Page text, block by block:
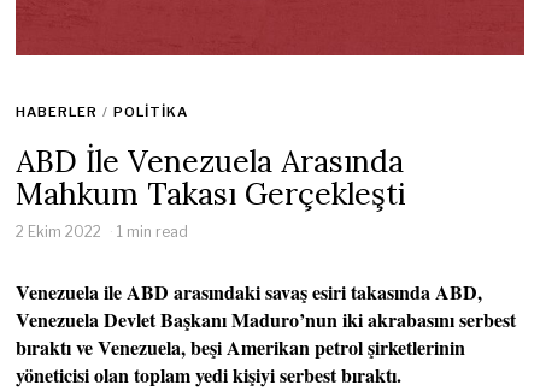
HABERLER / POLITIKA
ABD İle Venezuela Arasında
Mahkum Takası Gerçekleşti
2 Ekim 2022 1 min read
Venezuela ile ABD arasındaki savaş esiri takasında ABD,
Venezuela Devlet Başkanı Maduro’nun iki akrabasını serbest
bıraktı ve Venezuela, beşi Amerikan petrol şirketlerinin
yöneticisi olan toplam yedi kişiyi serbest bıraktı.